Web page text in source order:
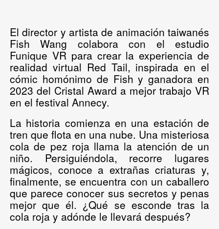
El director y artista de animación taiwanés
Fish Wang colabora con el estudio
Funique VR para crear la experiencia de
realidad virtual Red Tail, inspirada en el
cómic homónimo de Fish y ganadora en
2023 del Cristal Award a mejor trabajo VR
en el festival Annecy.
La historia comienza en una estación de
tren que flota en una nube. Una misteriosa
cola de pez roja llama la atención de un
niño. Persiguiéndola, recorre lugares
mágicos, conoce a extrañas criaturas y,
finalmente, se encuentra con un caballero
que parece conocer sus secretos y penas
mejor que él. ¿Qué se esconde tras la
cola roja y adónde le llevará después?